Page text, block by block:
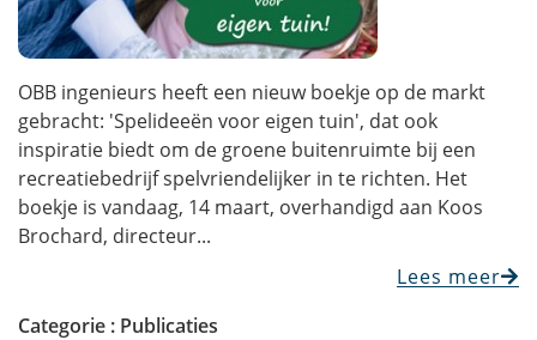
OBB ingenieurs heeft een nieuw boekje op de markt
gebracht: 'Spelideeën voor eigen tuin', dat ook
inspiratie biedt om de groene buitenruimte bij een
recreatiebedrijf spelvriendelijker in te richten. Het
boekje is vandaag, 14 maart, overhandigd aan Koos
Brochard, directeur...
Lees meer
Categorie : Publicaties